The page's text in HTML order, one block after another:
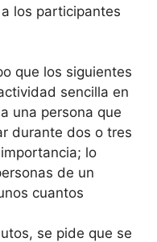
los participantes
que los siguientes
sencilla en
una persona que
durante dos o tres
lo
de un
cuantos
se pide que se